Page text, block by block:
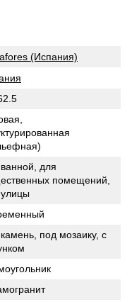
(Испания)
для
помещений,
под мозаику, с